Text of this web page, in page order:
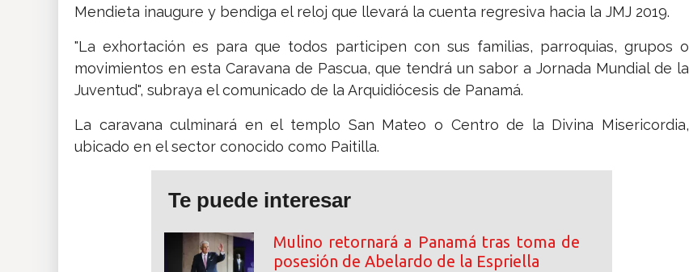
Mendieta inaugure y bendiga el reloj que llevará la cuenta regresiva hacia la JMJ 2019.
"La exhortación es para que todos participen con sus familias, parroquias, grupos o
movimientos en esta Caravana de Pascua, que tendrá un sabor a Jornada Mundial de la
Juventud", subraya el comunicado de la Arquidiócesis de Panamá.
La caravana culminará en el templo San Mateo o Centro de la Divina Misericordia,
ubicado en el sector conocido como Paitilla.
Te puede interesar
Mulino retornará a Panamá tras toma de
posesión de Abelardo de la Espriella